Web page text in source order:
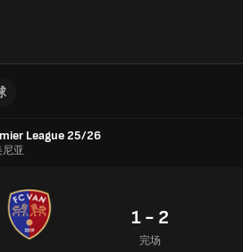
League 25/26
尼亚
1 - 2
完场